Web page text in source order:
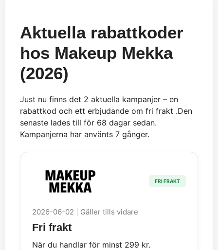
Aktuella rabattkoder
hos Makeup Mekka
(2026)
Just nu finns det 2 aktuella kampanjer – en
rabattkod och ett erbjudande om fri frakt .Den
senaste lades till för 68 dagar sedan.
Kampanjerna har använts 7 gånger.
FRI FRAKT
2026-06-02 | Gäller tills vidare
Fri frakt
När du handlar för minst 299 kr.